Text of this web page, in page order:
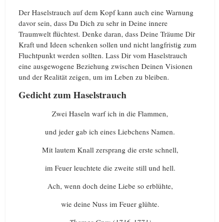
Der Haselstrauch auf dem Kopf kann auch eine Warnung
davor sein, dass Du Dich zu sehr in Deine innere
Traumwelt flüchtest. Denke daran, dass Deine Träume Dir
Kraft und Ideen schenken sollen und nicht langfristig zum
Fluchtpunkt werden sollten. Lass Dir vom Haselstrauch
eine ausgewogene Beziehung zwischen Deinen Visionen
und der Realität zeigen, um im Leben zu bleiben.
Gedicht zum Haselstrauch
Zwei Haseln warf ich in die Flammen,
und jeder gab ich eines Liebchens Namen.
Mit lautem Knall zersprang die erste schnell,
im Feuer leuchtete die zweite still und hell.
Ach, wenn doch deine Liebe so erblühte,
wie deine Nuss im Feuer glühte.